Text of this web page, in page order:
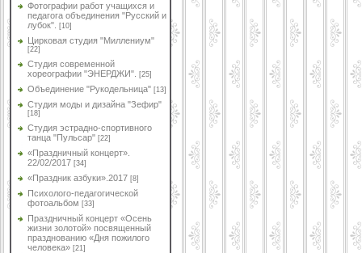
Фотографии работ учащихся и
педагога объединения "Русский и
лубок".
[10]
Цирковая студия "Миллениум"
[22]
Студия современной
хореографии "ЭНЕРДЖИ".
[25]
Объединение "Рукодельница" [13]
Студия моды и дизайна "Зефир"
[18]
Студия эстрадно-спортивного
танца "Пульсар" [22]
«Праздничный концерт».
22/02/2017 [34]
«Праздник азбуки».2017 [8]
Психолого-педагогической
фотоальбом [33]
Праздничный концерт «Осень
жизни золотой» посвященный
празднованию «Дня пожилого
человека» [21]